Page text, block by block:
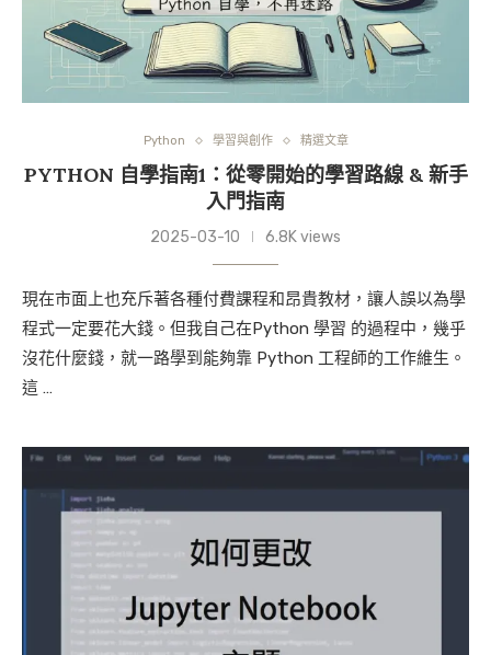
Python 學習與創作 精選文章
PYTHON 自學指南1：從零開始的學習路線 & 新手
入門指南
2025-03-10 6.8K views
現在市面上也充斥著各種付費課程和昂貴教材，讓人誤以為學
程式一定要花大錢。但我自己在Python 學習 的過程中，幾乎
沒花什麼錢，就一路學到能夠靠 Python 工程師的工作維生。
這 …